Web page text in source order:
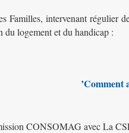
Familles, intervenant régulier
du logement et du handicap :
’Comment
CONSOMAG avec La